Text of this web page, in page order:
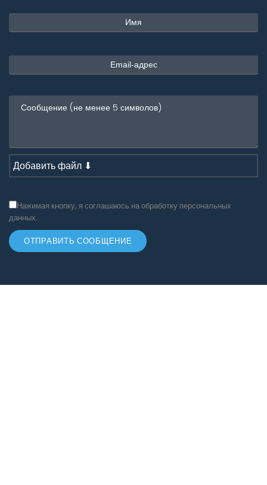
Добавить файл ⬇
Нажимая кнопку, я соглашаюсь на обработку персональных
данных.
ОТПРАВИТЬ СООБЩЕНИЕ